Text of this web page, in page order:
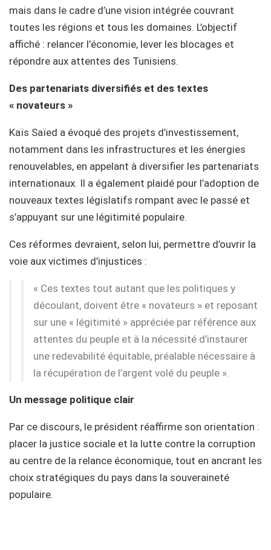
mais dans le cadre d’une vision intégrée couvrant
toutes les régions et tous les domaines. L’objectif
affiché : relancer l’économie, lever les blocages et
répondre aux attentes des Tunisiens.
Des partenariats diversifiés et des textes
« novateurs »
Kaïs Saïed a évoqué des projets d’investissement,
notamment dans les infrastructures et les énergies
renouvelables, en appelant à diversifier les partenariats
internationaux. Il a également plaidé pour l’adoption de
nouveaux textes législatifs rompant avec le passé et
s’appuyant sur une légitimité populaire.
Ces réformes devraient, selon lui, permettre d’ouvrir la
voie aux victimes d’injustices :
« Ces textes tout autant que les politiques y
découlant, doivent être « novateurs » et reposant
sur une « légitimité » appréciée par référence aux
attentes du peuple et à la nécessité d’instaurer
une redevabilité équitable, préalable nécessaire à
la récupération de l’argent volé du peuple ».
Un message politique clair
Par ce discours, le président réaffirme son orientation :
placer la justice sociale et la lutte contre la corruption
au centre de la relance économique, tout en ancrant les
choix stratégiques du pays dans la souveraineté
populaire.